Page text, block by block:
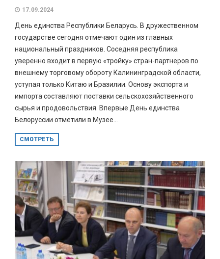
17.09.2024
День единства Республики Беларусь. В дружественном
государстве сегодня отмечают один из главных
национальный праздников. Соседняя республика
уверенно входит в первую «тройку» стран-партнеров по
внешнему торговому обороту Калининградской области,
уступая только Китаю и Бразилии. Основу экспорта и
импорта составляют поставки сельскохозяйственного
сырья и продовольствия. Впервые День единства
Белоруссии отметили в Музее...
СМОТРЕТЬ